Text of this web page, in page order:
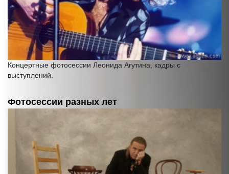
Концертные фотосессии Леонида Агутина, кадры с
выступлений.
Фотосессии разных лет